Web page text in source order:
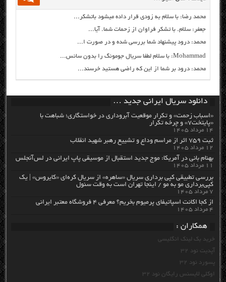
محمد رضا: با سلام به زودی قرار داده میشود باتشکر...
جعفر: سلام. با تشکر فراوان از زحمات شما. آیا...
محمد: درود پیشنهاد شما بررسی شده و در صورت ا...
Mohammad: با سلام لطفا سریال جومونگ را بدون سانس...
محمد: درود بر شما از این که راضی هستید خرسند...
دانلود سریال ایرانی جدید …
«اسباب زحمت» و تکرار موقعیت آبروداری در خواستگاری؛ شباهت با
«پایتخت۷» و چرخه تکرار
۱۴ مرداد ۱۴۰۵
ثبت ۷۵۹ اثر از مراسم وداع و تشییع رهبر شهید انقلاب
۱۲ مرداد ۱۴۰۵
بهنام بانی در آمریکا: موج جدید استقبال از موسیقی پاپ ایرانی در لس‌آنجلس
۱۱ مرداد ۱۴۰۵
بررسی تطبیقی کپی برداری سریال «ساهره» از سریال کره‌ای «کایروس» | یک
کپی‌برداری مو به مو / اینجا تهران است به وقت سئول
۷ مرداد ۱۴۰۵
از کجا اکانت اسپاتیفای پرمیوم بخریم؟ معرفی ۴ فروشگاه معتبر ایرانی
۴ مرداد ۱۴۰۵
همکاران :
خرید بک لینک انگلیسی
آپدیت نود 32
پسورد نود 32
اوکلی لایسنس رایگان نود 32